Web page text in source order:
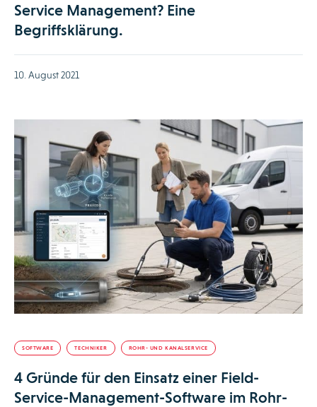
Service Management? Eine
Begriffsklärung.
10. August 2021
SOFTWARE TECHNIKER ROHR- UND KANALSERVICE
4 Gründe für den Einsatz einer Field-
Service-Management-Software im Rohr-